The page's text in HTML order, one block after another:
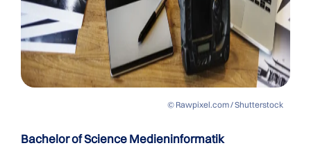
© Rawpixel.com / Shutterstock
Bachelor of Science Medieninformatik